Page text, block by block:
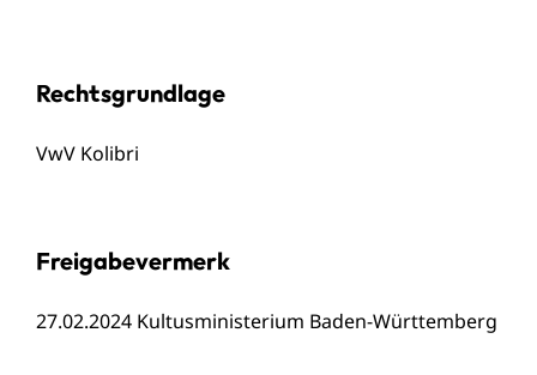
Rechtsgrundlage
VwV Kolibri
Freigabevermerk
27.02.2024 Kultusministerium Baden-Württemberg